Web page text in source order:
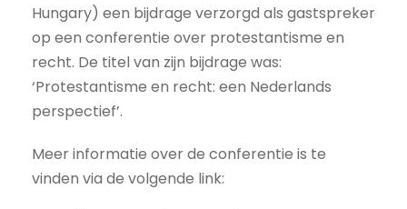
Hungary) een bijdrage verzorgd als gastspreker
op een conferentie over protestantisme en
recht. De titel van zijn bijdrage was:
‘Protestantisme en recht: een Nederlands
perspectief’.
Meer informatie over de conferentie is te
vinden via de volgende link: